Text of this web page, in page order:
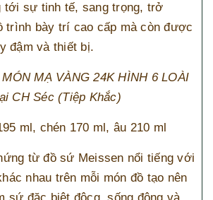
tới sự tinh tế, sang trọng, trở
trình bày trí cao cấp mà còn được
đậm và thiết bị.
MẠ VÀNG 24K HÌNH 6 LOÀI
CH Séc (Tiệp Khắc)
ml, chén 170 ml, âu 210 ml
từ đồ sứ Meissen nổi tiếng với
nhau trên mỗi món đồ tạo nên